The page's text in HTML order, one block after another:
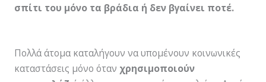
σπίτι του µόνο τα βράδια ή δεν βγαίνει ποτέ.
Πολλά άτομα καταλήγουν να υπομένουν κοινωνικές
καταστάσεις μόνο όταν χρησιμοποιούν